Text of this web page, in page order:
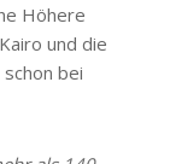
Höhere
und die
bei